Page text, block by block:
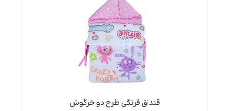
قنداق فرنگی طرح دو خرگوش